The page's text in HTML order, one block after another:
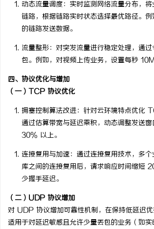
动态流量调度：实时监测网络流量分布，
链路，根据链路实时状态选择最优路径。
的链路发送数据。
流量整形：对突发流量进行稳定处理，通
包。例如，对视频上传业务，设置每秒
四、协议优化与增加
（一）TCP 协议优化
拥塞控制算法改进：针对云环境特点优化
通过估算带宽与延迟乘积，动态调整发送
30% 以上。
连接复用与加速：通过连接复用技术，多
库之间的连接复用后，请求响应时间缩短
少握手延迟。
（二）UDP 协议增加
对 UDP 协议增加可靠性机制，在保持低延迟
适用于对延迟敏感且允许少量丢包的业务（如